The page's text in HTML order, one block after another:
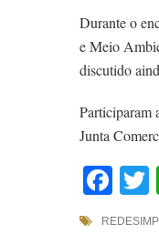
Durante o
e Meio
discutido
Participaram
Junta